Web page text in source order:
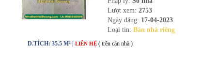
Lượt xem: 2753
Ngày đăng: 17-04-2023
Loại tin: Bán nhà riêng
D.TÍCH: 35.5 M² | LIÊN HỆ ( trên căn nhà )